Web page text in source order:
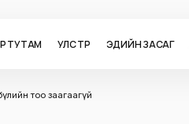
ТУТАМ УЛС ТӨР ЭДИЙН ЗАСАГ
тоо заагаагүй